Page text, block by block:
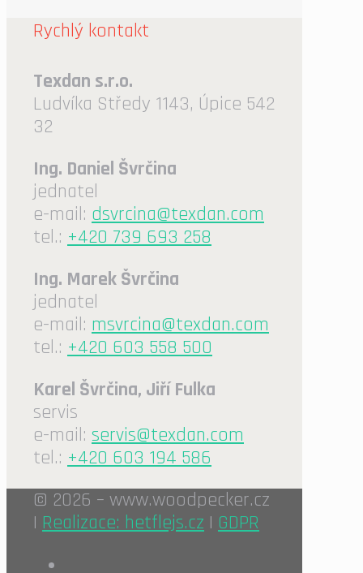
Rychlý kontakt
Texdan s.r.o.
Ludvíka Středy 1143, Úpice 542
32
Ing. Daniel Švrčina
jednatel
e-mail: dsvrcina@texdan.com
tel.: +420 739 693 258
Ing. Marek Švrčina
jednatel
e-mail: msvrcina@texdan.com
tel.: +420 603 558 500
Karel Švrčina, Jiří Fulka
servis
e-mail: servis@texdan.com
tel.: +420 603 194 586
© 2026 – www.woodpecker.cz
| Realizace: hetflejs.cz | GDPR